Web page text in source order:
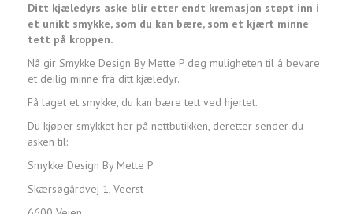
Ditt kjæledyrs aske blir etter endt kremasjon støpt inn i
et unikt smykke, som du kan bære, som et kjært minne
tett på kroppen.
Nå gir Smykke Design By Mette P deg muligheten til å bevare
et deilig minne fra ditt kjæledyr.
Få laget et smykke, du kan bære tett ved hjertet.
Du kjøper smykket her på nettbutikken, deretter sender du
asken til:
Smykke Design By Mette P
Skærsøgårdvej 1, Veerst